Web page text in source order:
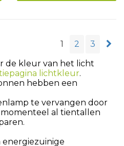
1 2
3
de kleur van het licht
lichtkleur.
hebben een
te vervangen door
al tientallen
energiezuinige